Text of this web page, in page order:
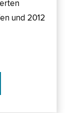
und 2012